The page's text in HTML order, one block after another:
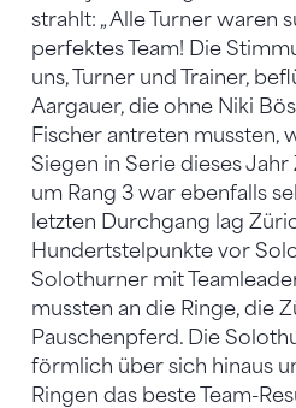
strahlt: „ Alle Turner waren
perfektes Team! Die
uns, Turner und Trainer,
Aargauer, die ohne Niki
Fischer antreten mussten,
Siegen in Serie dieses
um Rang 3 war ebenfalls
letzten Durchgang lag
Hundertstelpunkte vor
Solothurner mit
mussten an die Ringe, die
Pauschenpferd. Die
förmlich über sich hinaus
Ringen das beste Team-